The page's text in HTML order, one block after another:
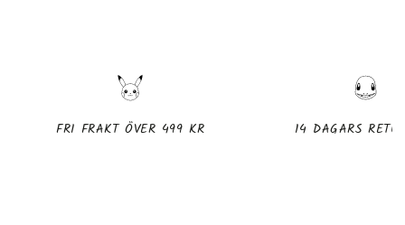
FRI FRAKT ÖVER 499 KR 14 DAGARS